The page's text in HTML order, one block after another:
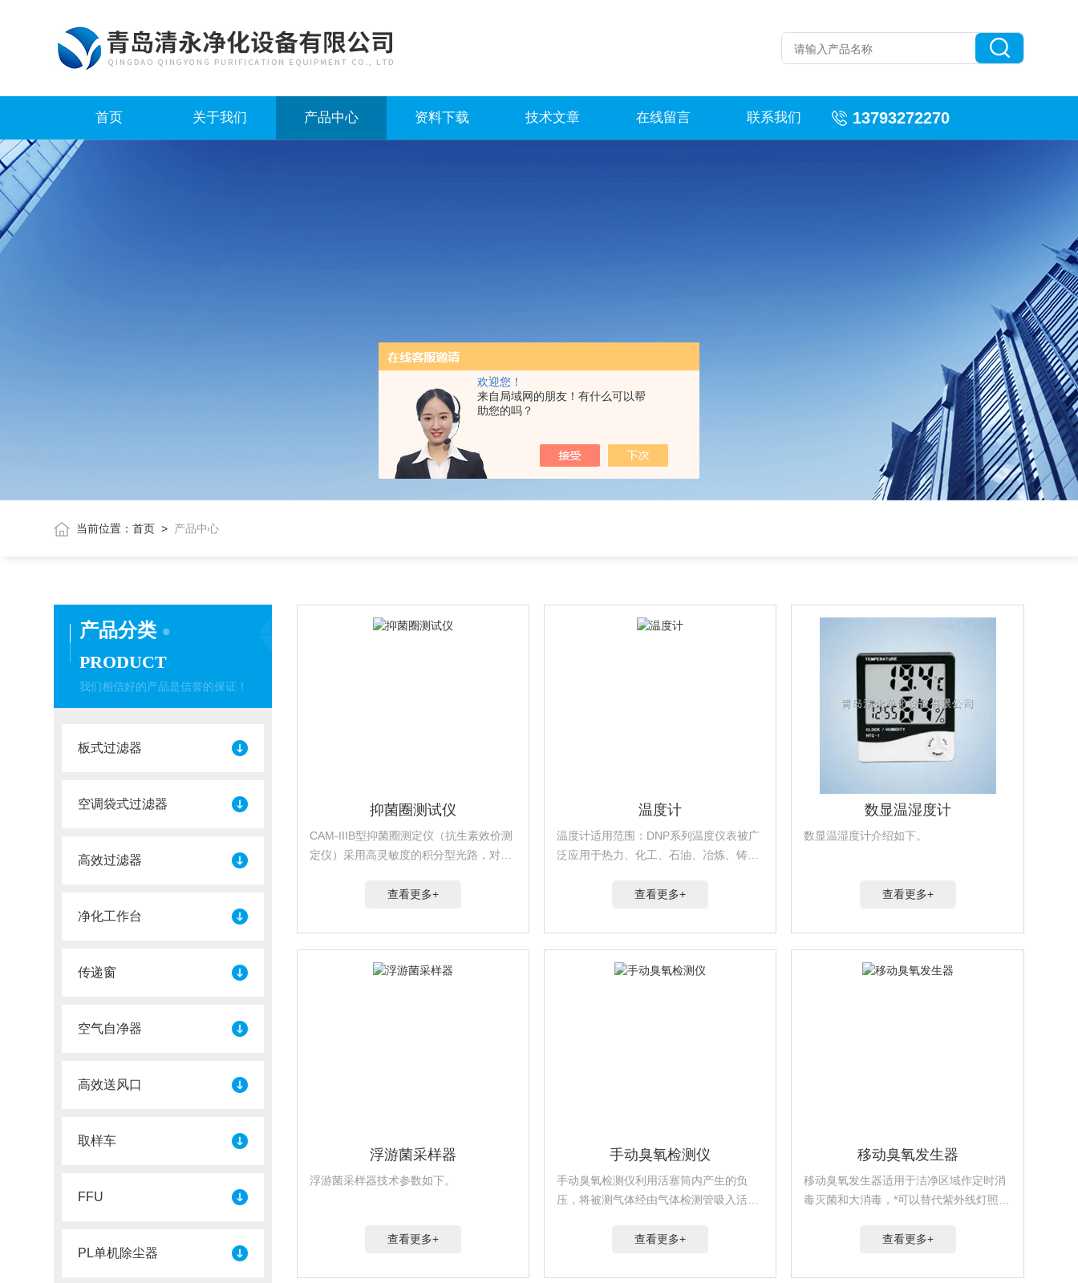
欢迎您！
来自局域网的朋友！有什么可以帮
助您的吗？
首页 关于我们 产品中心 资料下载 技术文章 在线留言 联系我们 13793272270
当前位置：首页 > 产品中心
产品分类
PRODUCT
我们相信好的产品是信誉的保证！
板式过滤器
空调袋式过滤器
高效过滤器
净化工作台
传递窗
空气自净器
高效送风口
取样车
FFU
PL单机除尘器
抑菌圈测试仪
CAM-IIIB型抑菌圈测定仪（抗生素效价测
定仪）采用高灵敏度的积分型光路，对现
精确测量。测量软件具有自动检测仪器重
用户可定期对...
查看更多+
温度计
温度计适用范围：DNP系列温度仪表被广
泛应用于热力、化工、石油、冶炼、铸
酒、卷烟、造纸、食品、制药、冷库、粮
套、气象及环境监测、...
查看更多+
数显温湿度计
数显温湿度计介绍如下。
查看更多+
浮游菌采样器
浮游菌采样器技术参数如下。
查看更多+
手动臭氧检测仪
手动臭氧检测仪利用活塞筒内产生的负
压，将被测气体经由气体检测管吸入活塞
管内的指示剂反应产生颜色变化，通过颜
查看更多+
移动臭氧发生器
移动臭氧发生器适用于洁净区域作定时消
毒灭菌和大消毒，*可以替代紫外线灯照射
药、食品、生物制品、化工、遗传基因工
查看更多+